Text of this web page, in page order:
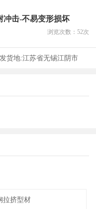
冲击-不易变形损坏
浏览次数： 52次
发货地:江苏省无锡江阴市
拉挤型材